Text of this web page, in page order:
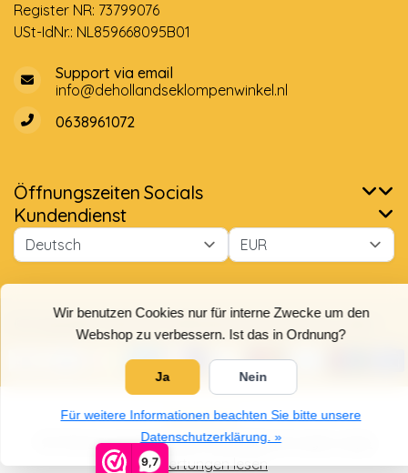
9,7
Wir benutzen Cookies nur für interne Zwecke um den
Webshop zu verbessern. Ist das in Ordnung?
Nein
Datenschutzerklärung. »
Register NR: 73799076
USt-IdNr.: NL859668095B01
Support via email
info@dehollandseklompenwinkel.nl
0638961072
Öffnungszeiten Socials
Kundendienst
Sterne, basierend auf4025Bewertungen.
Bewertungen lesen